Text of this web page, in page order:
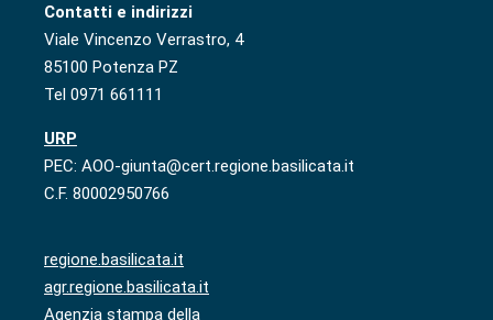
Contatti e indirizzi
Viale Vincenzo Verrastro, 4
85100 Potenza PZ
Tel 0971 661111
URP
PEC: AOO-giunta@cert.regione.basilicata.it
C.F. 80002950766
regione.basilicata.it
agr.regione.basilicata.it
Agenzia stampa della